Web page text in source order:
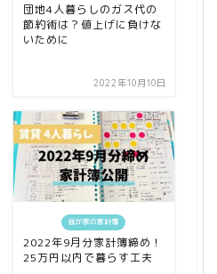
団地4人暮らしのガス代の
節約術は？値上げに負けな
いために
2022年10月10日
我が家の家計簿
2022年9月分家計簿締め！
25万円以内で暮らす工夫